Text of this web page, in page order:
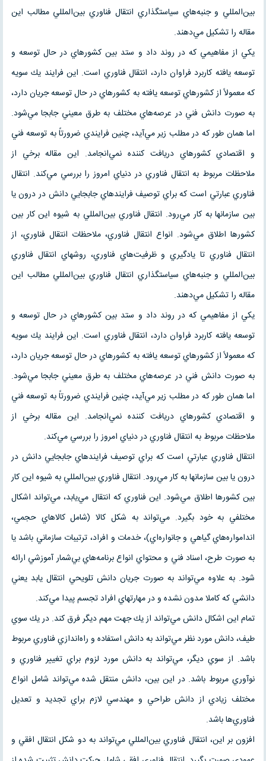
بين‌المللي و جنبه‌هاي سياستگذاري انتقال فناوري بين‌المللي مطالب اين
مقاله را تشكيل مي‌دهند.
يكي از مفاهيمي كه در روند داد و ستد بين كشورهاي در حال توسعه و
توسعه يافته كاربرد فراوان دارد، انتقال فناوري است. اين فرايند يك سويه
كه معمولاً از كشورهاي توسعه يافته به كشورهاي در حال توسعه جريان دارد،
به صورت دانش فني در عرصه‌هاي مختلف به طرق معيني جابجا مي‌شود.
اما همان طور كه در مطلب زير مي‌آيد، چنين فرايندي ضرورتاً به توسعه فني
و اقتصادي كشورهاي دريافت كننده نمي‌انجامد. اين مقاله برخي از
ملاحظات مربوط به انتقال فناوري در دنياي امروز را بررسي مي‌كند. انتقال
فناوري عبارتي است كه براي توصيف فرايندهاي جابجايي دانش در درون يا
بين سازمانها به كار مي‌رود. انتقال فناوري بين‌المللي به شيوه اين كار بين
كشورها اطلاق مي‌شود. انواع انتقال فناوري، ملاحظات انتقال فناوري، از
انتقال فناوري تا يادگيري و ظرفيت‌هاي فناوري، روشهاي انتقال فناوري
بين‌المللي و جنبه‌هاي سياستگذاري انتقال فناوري بين‌المللي مطالب اين
مقاله را تشكيل مي‌دهند.
يكي از مفاهيمي كه در روند داد و ستد بين كشورهاي در حال توسعه و
توسعه يافته كاربرد فراوان دارد، انتقال فناوري است. اين فرايند يك سويه
كه معمولاً از كشورهاي توسعه يافته به كشورهاي در حال توسعه جريان دارد،
به صورت دانش فني در عرصه‌هاي مختلف به طرق معيني جابجا مي‌شود.
اما همان طور كه در مطلب زير مي‌آيد، چنين فرايندي ضرورتاً به توسعه فني
و اقتصادي كشورهاي دريافت كننده نمي‌انجامد. اين مقاله برخي از
ملاحظات مربوط به انتقال فناوري در دنياي امروز را بررسي مي‌كند.
انتقال فناوري عبارتي است كه براي توصيف فرايندهاي جابجايي دانش در
درون يا بين سازمانها به كار مي‌رود. انتقال فناوري بين‌المللي به شيوه اين كار
بين كشورها اطلاق مي‌شود. اين فناوري كه انتقال مي‌يابد، مي‌تواند اشكال
مختلفي به خود بگيرد. مي‌تواند به شكل كالا (شامل كالاهاي حجمي،
اندامواره‌هاي گياهي و جانواره‌اي)، خدمات و افراد، ترتيبات سازماني باشد يا
به صورت طرح، اسناد فني و محتواي انواع برنامه‌هاي بي‌شمار آموزشي ارائه
شود. به علاوه مي‌تواند به صورت جريان دانش تلويحي انتقال يابد يعني
دانشي كه كاملا مدون نشده و در مهارتهاي افراد تجسم پيدا مي‌كند.
تمام اين اشكال دانش مي‌تواند از يك جهت مهم ديگر فرق كند. در يك سوي
طيف، دانش مورد نظر مي‌تواند به دانش استفاده و راه‌اندازي فناوري مربوط
باشد. از سوي ديگر، مي‌تواند به دانش مورد لزوم براي تغيير فناوري و
نوآوري مربوط باشد. در اين بين، دانش منتقل شده مي‌تواند شامل انواع
مختلف زيادي از دانش طراحي و مهندسي لازم براي تجديد و تعديل
فناوري‌ها باشد.
افزون بر اين، انتقال فناوري بين‌المللي مي‌تواند به دو شكل انتقال افقي و